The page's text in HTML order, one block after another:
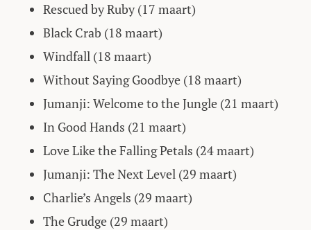
Rescued by Ruby (17 maart)
Black Crab (18 maart)
Windfall (18 maart)
Without Saying Goodbye (18 maart)
Jumanji: Welcome to the Jungle (21 maart)
In Good Hands (21 maart)
Love Like the Falling Petals (24 maart)
Jumanji: The Next Level (29 maart)
Charlie’s Angels (29 maart)
The Grudge (29 maart)